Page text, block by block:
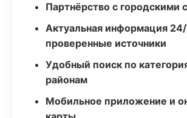
Партнёрство с городскими
Актуальная информация 24/
проверенные источники
Удобный поиск по
районам
Мобильное приложение и